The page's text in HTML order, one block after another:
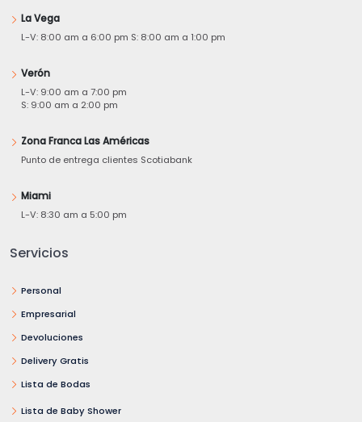
La Vega
L-V: 8:00 am a 6:00 pm S: 8:00 am a 1:00 pm
Verón
L-V: 9:00 am a 7:00 pm
S: 9:00 am a 2:00 pm
Zona Franca Las Américas
Punto de entrega clientes Scotiabank
Miami
L-V: 8:30 am a 5:00 pm
Servicios
Personal
Empresarial
Devoluciones
Delivery Gratis
Lista de Bodas
Lista de Baby Shower